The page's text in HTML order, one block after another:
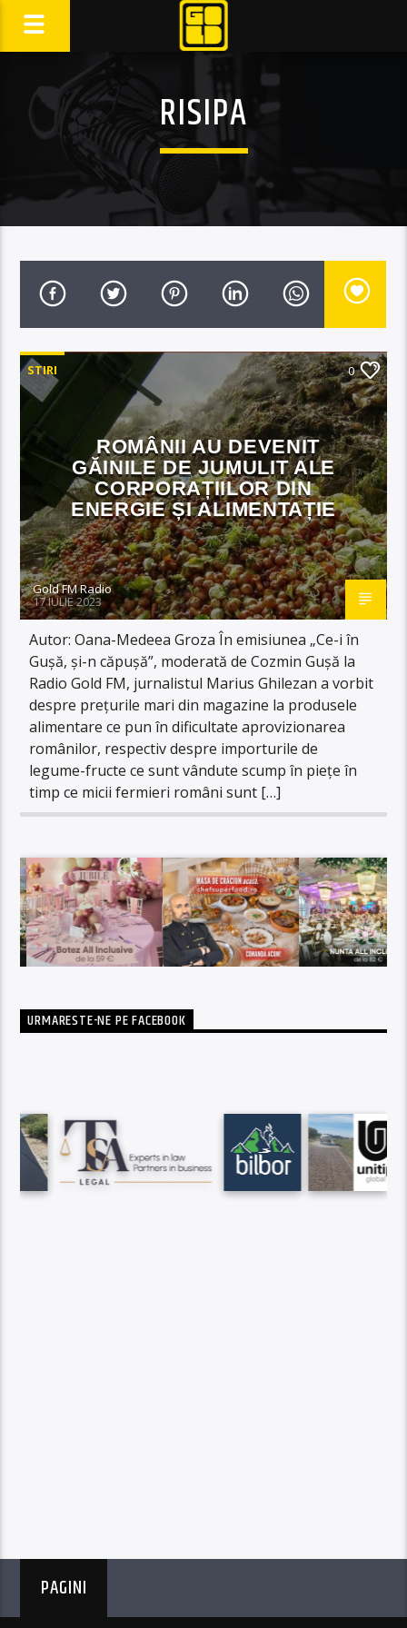
RISIPA
STIRI 0
ROMÂNII AU DEVENIT
GĂINILE DE JUMULIT ALE
CORPORAȚIILOR DIN
ENERGIE ȘI ALIMENTAȚIE
Gold FM Radio
17 IULIE 2023
Autor: Oana-Medeea Groza În emisiunea „Ce-i în
Gușă, și-n căpușă”, moderată de Cozmin Gușă la
Radio Gold FM, jurnalistul Marius Ghilezan a vorbit
despre prețurile mari din magazine la produsele
alimentare ce pun în dificultate aprovizionarea
românilor, respectiv despre importurile de
legume-fructe ce sunt vândute scump în piețe în
timp ce micii fermieri români sunt […]
URMARESTE-NE PE FACEBOOK
PAGINI